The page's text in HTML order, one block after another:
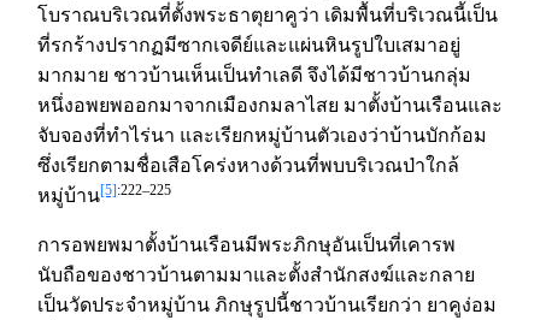
โบราณบริเวณที่ตั้งพระธาตุยาคูว่า เดิมพื้นที่บริเวณนี้เป็น
ที่รกร้างปรากฏมีซากเจดีย์และแผ่นหินรูปใบเสมาอยู่
มากมาย ชาวบ้านเห็นเป็นทำเลดี จึงได้มีชาวบ้านกลุ่ม
หนึ่งอพยพออกมาจากเมืองกมลาไสย มาตั้งบ้านเรือนและ
จับจองที่ทำไร่นา และเรียกหมู่บ้านตัวเองว่าบ้านบักก้อม
ซึ่งเรียกตามชื่อเสือโคร่งหางด้วนที่พบบริเวณป่าใกล้
หมู่บ้าน[5]:222–225
การอพยพมาตั้งบ้านเรือนมีพระภิกษุอันเป็นที่เคารพ
นับถือของชาวบ้านตามมาและตั้งสำนักสงฆ์และกลาย
เป็นวัดประจำหมู่บ้าน ภิกษุรูปนี้ชาวบ้านเรียกว่า ยาคูง่อม